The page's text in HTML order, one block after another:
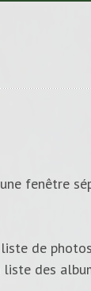
fenêtre
de
des